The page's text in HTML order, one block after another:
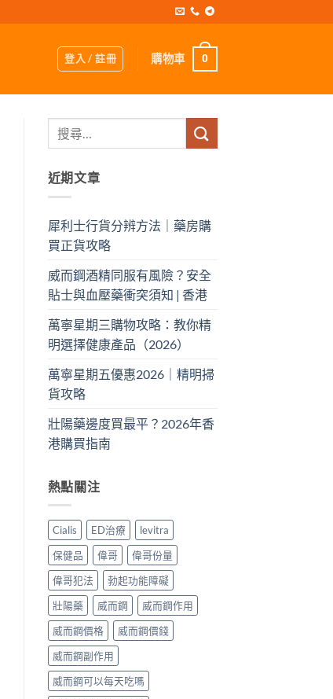
登入 / 註冊 購物車 0
近期文章
犀利士行貨分辨方法｜藥房購
買正貨攻略
威而鋼酒精同服有風險？安全
貼士與血壓藥衝突須知 | 香港
萬寧星期三購物攻略：教你精
明選擇健康產品（2026）
萬寧星期五優惠2026｜精明掃
貨攻略
壯陽藥邊度買最平？2026年香
港購買指南
熱點關注
Cialis ED治療
levitra
保健品
偉哥
偉哥份量
偉哥犯法
勃起功能障礙
壯陽藥
威而鋼
威而鋼作用
威而鋼價格
威而鋼價錢
威而鋼副作用
威而鋼可以每天吃嗎